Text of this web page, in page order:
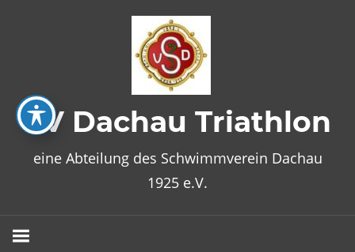
SV Dachau Triathlon
eine Abteilung des Schwimmverein Dachau
1925 e.V.